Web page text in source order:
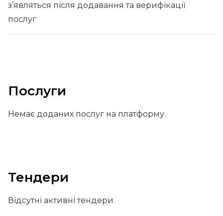
з’являться після додавання та верифікації
послуг
Послуги
Немає доданих послуг на платформу.
Тендери
Відсутні активні тендери